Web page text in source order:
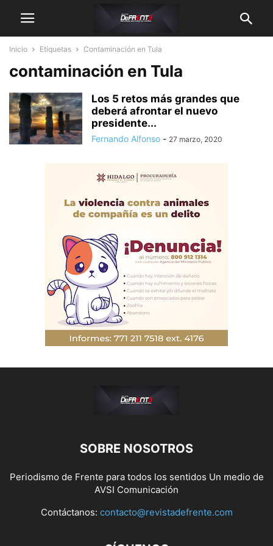
Inicio Etiquetas Contaminación en Tula
contaminación en Tula
Los 5 retos más grandes que
deberá afrontar el nuevo
presidente...
Fernando Alfonso - 27 marzo, 2020
SOBRE NOSOTROS
Periodismo de Frente para todos los sentidos Un medio de
AVSI Comunicación
Contáctanos: contacto@revistadefrente.com